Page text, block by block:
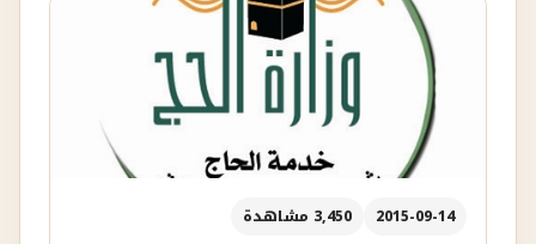
2015-09-14 3,450 مشاهدة